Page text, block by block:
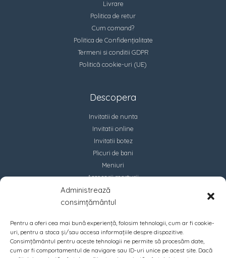
Administrează
consimțământul
Pentru a oferi cea mai bună experiență, folosim tehnologii, cum ar fi cookie-
uri, pentru a stoca și/sau accesa informațiile despre dispozitive.
Consimțământul pentru aceste tehnologii ne permite să procesăm date,
cum ar fi comportamentul de navigare sau ID-uri unice pe acest site. Dacă
Livrare
Politica de retur
Cum comand?
Politica de Confidențialitate
Termeni si conditii GDPR
Politică cookie-uri (UE)
Descopera
Invitatii de nunta
Invitatii online
Invitatii botez
Plicuri de bani
Meniuri
Accesorii marturii
Contact